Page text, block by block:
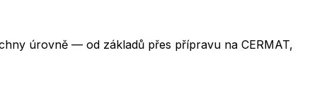
úrovně — od základů přes přípravu na CERMAT,